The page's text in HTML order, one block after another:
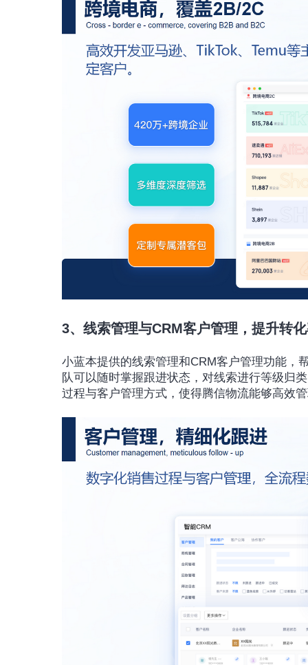
3、线索管理与CRM客户管理，提升转
小蓝本提供的线索管理和CRM客户管理功能，
队可以随时掌握跟进状态，对线索进行等级归
过程与客户管理方式，使得腾信物流能够高效